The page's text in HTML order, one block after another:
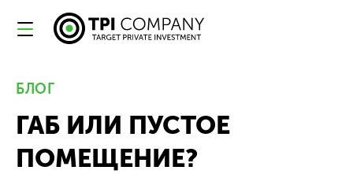
БЛОГ
ГАБ ИЛИ ПУСТОЕ
ПОМЕЩЕНИЕ?